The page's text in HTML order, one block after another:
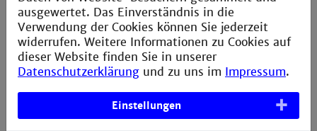
ausgewertet. Das Einverständnis in die
Verwendung der Cookies können Sie jederzeit
widerrufen. Weitere Informationen zu Cookies auf
dieser Website finden Sie in unserer
Datenschutzerklärung und zu uns im Impressum.
Einstellungen